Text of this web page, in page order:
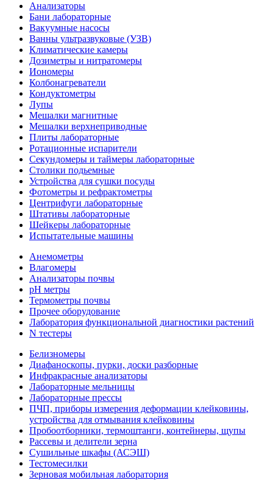
Анализаторы
Бани лабораторные
Вакуумные насосы
Ванны ультразвуковые (УЗВ)
Климатические камеры
Дозиметры и нитратомеры
Иономеры
Колбонагреватели
Кондуктометры
Лупы
Мешалки магнитные
Мешалки верхнеприводные
Плиты лабораторные
Ротационные испарители
Секундомеры и таймеры лабораторные
Столики подьемные
Устройства для сушки посуды
Фотометры и рефрактометры
Центрифуги лабораторные
Штативы лабораторные
Шейкеры лабораторные
Испытательные машины
Анемометры
Влагомеры
Анализаторы почвы
pH метры
Термометры почвы
Прочее оборудование
Лаборатория функциональной диагностики растений
N тестеры
Белизномеры
Диафаноскопы, пурки, доски разборные
Инфракрасные анализаторы
Лабораторные мельницы
Лабораторные прессы
ПЧП, приборы измерения деформации клейковины,
устройства для отмывания клейковины
Пробоотборники, термоштанги, контейнеры, щупы
Рассевы и делители зерна
Сушильные шкафы (АСЭШ)
Тестомесилки
Зерновая мобильная лаборатория